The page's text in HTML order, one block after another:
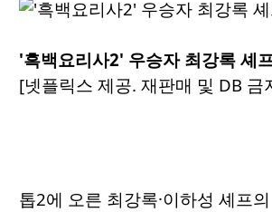
'흑백요리사2' 우승자 최강록 셰
[넷플릭스 제공. 재판매 및 DB 금
톱2에 오른 최강록·이하성 셰프